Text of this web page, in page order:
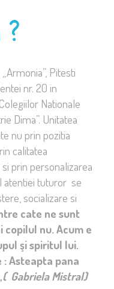
Pitesti
nr. 20 in
Nationale
Dima”. Unitatea
nu prin pozitia
calitatea
prin personalizarea
atentiei tuturor se
socializare si
cate ne sunt
nu. Acum e
şi spiritul lui.
: Asteapta pana
( Gabriela Mistral)